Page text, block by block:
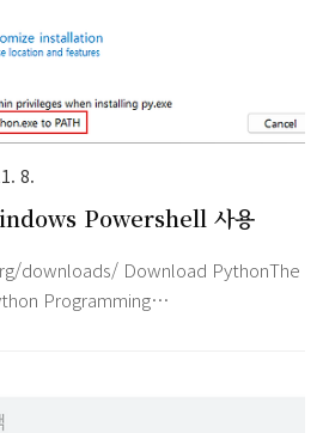
8.
Powershell 사용
downloads/ Download PythonThe
Programming
가능화면상의 실행환경 : Windows